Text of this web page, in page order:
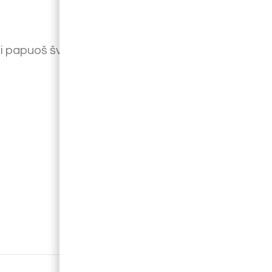
papuoš šventinį stalą, palangę ar